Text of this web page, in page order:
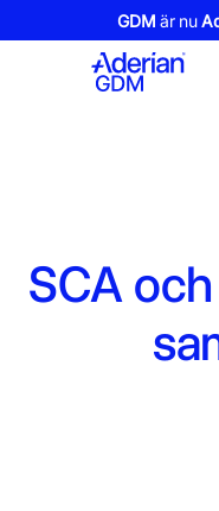
GDM är nu
SCA